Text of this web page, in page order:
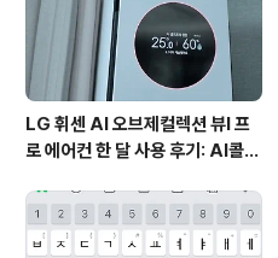
LG 휘센 AI 오브제컬렉션 뷰I 프
로 에어컨 한 달 사용 후기: AI콜드